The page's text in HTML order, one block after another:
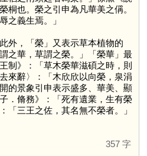
桐也。榮之引申為凡華美之偁。
之義生焉。」
外，「榮」又表示草本植物的
之華，草謂之榮。」「榮華」最
制》：「草木榮華滋碩之時，則
來辭〉：「木欣欣以向榮，泉涓
的景象引申表示盛多、華美、顯
．脩務》：「死有遺業，生有榮
「三王之佐，其名無不榮者。」
357 字